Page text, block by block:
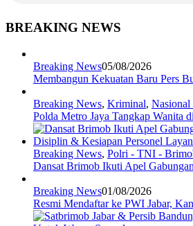
BREAKING NEWS
Breaking News05/08/2026
Membangun Kekuatan Baru Pers
Breaking News, Kriminal, Nasional
Polda Metro Jaya Tangkap Wanita
Breaking News, Polri - TNI -
Dansat Brimob Ikuti Apel
Breaking News01/08/2026
Resmi Mendaftar ke PWI Jabar,